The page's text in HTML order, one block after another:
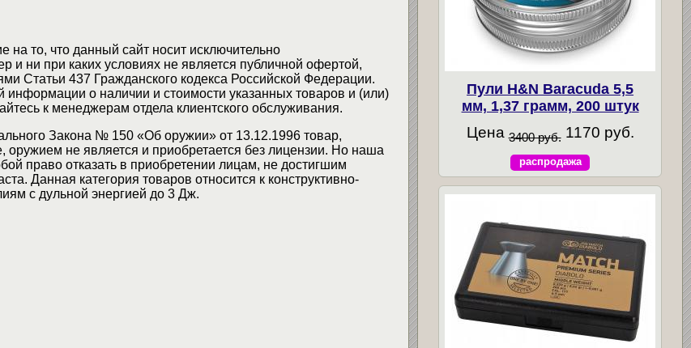
то, что данный сайт носит исключительно
и ни при каких условиях не является публичной офертой,
Статьи 437 Гражданского кодекса Российской Федерации.
информации о наличии и стоимости указанных товаров и (или)
к менеджерам отдела клиентского обслуживания.
Закона № 150 «Об оружии» от 13.12.1996 товар,
оружием не является и приобретается без лицензии. Но наша
право отказать в приобретении лицам, не достигшим
Данная категория товаров относится к конструктивно-
с дульной энергией до 3 Дж.
Пули H&N Baracuda 5,5
мм, 1,37 грамм, 200 штук
Цена 3400 руб. 1170 руб.
распродажа